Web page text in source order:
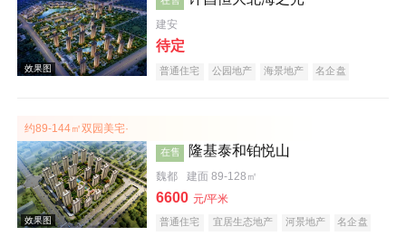
效果图
建安
待定
普通住宅 公园地产 海景地产 名企盘
约89-144㎡双园美宅·
在售 隆基泰和铂悦山
魏都 建面 89-128㎡
6600 元/平米
普通住宅 宜居生态地产 河景地产 名企盘